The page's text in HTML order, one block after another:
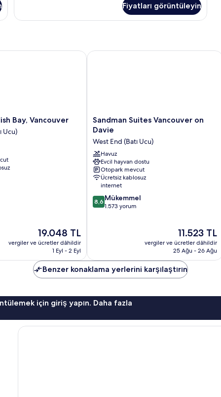
fazla
Fiyatları görüntüleyin
Bay, Vancouver
Ucu)
Güncel
fiyat:
19.048 TL
19.048 TL
vergiler ve ücretler dâhildir
1 Eyl - 2 Eyl
Vancouver
Sandman
Suites
on
Davie
West
End
(Batı
Ucu)
Sandman Suites Vancouver on
Davie
West End (Batı Ucu)
Havuz
Evcil hayvan dostu
Otopark mevcut
Ücretsiz kablosuz
internet
10
üzerinden
8,6 Mükemmel
1.573 yorum
Güncel
fiyat:
11.523 TL
11.523 TL
vergiler ve ücretler dâhildir
25 Ağu - 26 Ağu
Sandman Suites Vancouver on Davie
Benzer konaklama yerlerini karşılaştırın
için giriş yapın. Daha fazla